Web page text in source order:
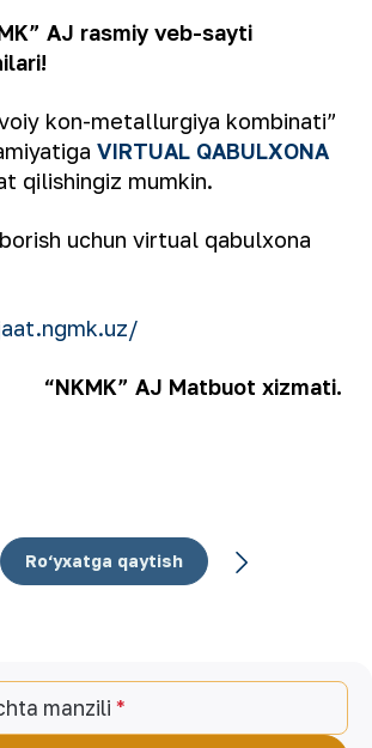
AJ rasmiy veb-sayti
kon-metallurgiya kombinati”
VIRTUAL QABULXONA
qilishingiz mumkin.
uchun virtual qabulxona
“NKMK” AJ Matbuot xizmati.
Ro‘yxatga qaytish
manzili